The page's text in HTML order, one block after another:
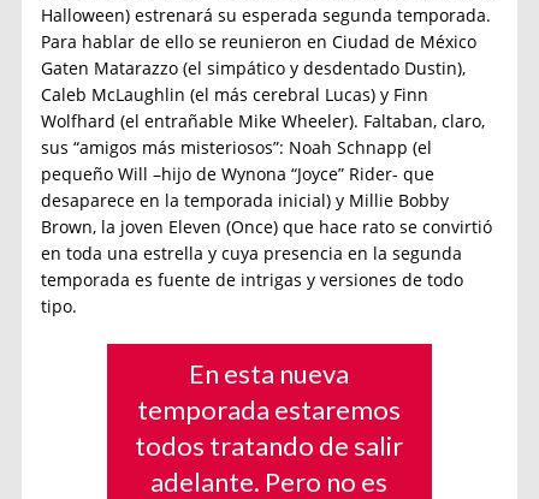
Halloween) estrenará su esperada segunda temporada.
Para hablar de ello se reunieron en Ciudad de México
Gaten Matarazzo (el simpático y desdentado Dustin),
Caleb McLaughlin (el más cerebral Lucas) y Finn
Wolfhard (el entrañable Mike Wheeler). Faltaban, claro,
sus “amigos más misteriosos”: Noah Schnapp (el
pequeño Will –hijo de Wynona “Joyce” Rider- que
desaparece en la temporada inicial) y Millie Bobby
Brown, la joven Eleven (Once) que hace rato se convirtió
en toda una estrella y cuya presencia en la segunda
temporada es fuente de intrigas y versiones de todo
tipo.
En esta nueva
temporada estaremos
todos tratando de salir
adelante. Pero no es